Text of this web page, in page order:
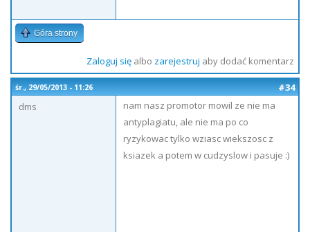
Góra strony
Zaloguj sięalbo zarejestruj aby dodać komentarz
śr., 29/05/2013 - 11:26
#34
dms
nam nasz promotor mowil ze nie ma
antyplagiatu, ale nie ma po co
ryzykowac tylko wziasc wiekszosc z
ksiazek a potem w cudzyslow i pasuje :)